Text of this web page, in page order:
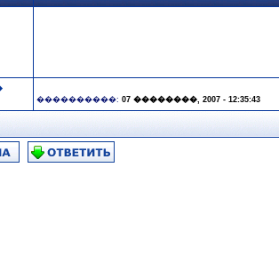
����������: 07 ��������, 2007 - 12:35:43